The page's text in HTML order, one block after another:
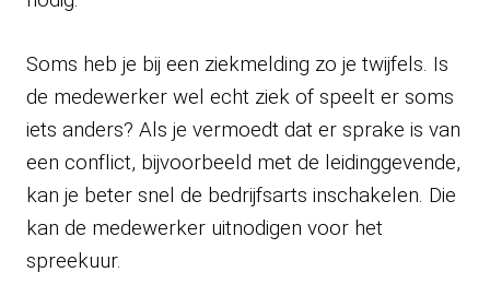
Soms heb je bij een ziekmelding zo je twijfels. Is
de medewerker wel echt ziek of speelt er soms
iets anders? Als je vermoedt dat er sprake is van
een conflict, bijvoorbeeld met de leidinggevende,
kan je beter snel de bedrijfsarts inschakelen. Die
kan de medewerker uitnodigen voor het
spreekuur.